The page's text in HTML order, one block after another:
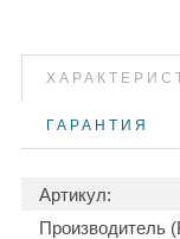
ГАРАНТИЯ
Артикул:
Производитель